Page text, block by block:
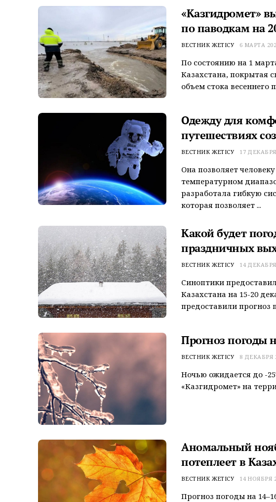
«Казгидромет»
по паводкам на
ВЕСТНИК ЖЕТІСУ 6 МАРТА
По состоянию на 1
Казахстана, покрытая
объем стока весеннего
Одежду для
путешествиях
ВЕСТНИК ЖЕТІСУ 17 ДЕКАБРЯ
Она позволяет
температурном
разработала гибкую
которая позволяет ...
Какой будет
праздничных
ВЕСТНИК ЖЕТІСУ 14 ДЕКАБРЯ
Синоптики
Казахстана на 15-20
предоставили прогноз
Прогноз погоды
ВЕСТНИК ЖЕТІСУ 8 ДЕКАБРЯ
Ночью ожидается до -
«Казгидромет» на
Аномальный
потеплеет в
ВЕСТНИК ЖЕТІСУ 14 НОЯБРЯ
Прогноз погоды на